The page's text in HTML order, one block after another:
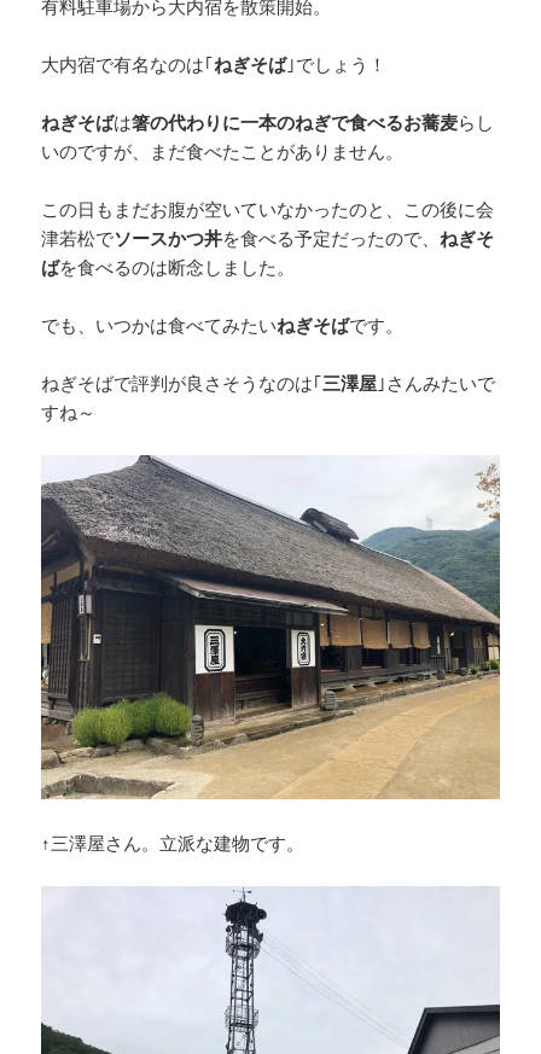
有料駐車場から大内宿を散策開始。
大内宿で有名なのは｢ねぎそば｣でしょう！
ねぎそばは箸の代わりに一本のねぎで食べるお蕎麦らし
いのですが、まだ食べたことがありません。
この日もまだお腹が空いていなかったのと、この後に会
津若松でソースかつ丼を食べる予定だったので、 ねぎそ
ばを食べるのは断念しました。
でも、いつかは食べてみたいねぎそばです。
ねぎそばで評判が良さそうなのは｢三澤屋 ｣さんみたいで
すね～
↑三澤屋さん。立派な建物です。